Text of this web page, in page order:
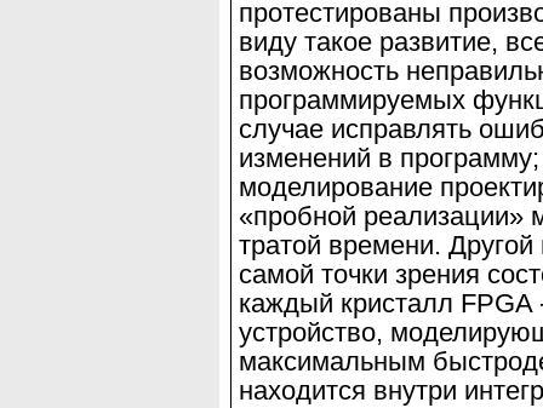
протестированы
виду такое развитие,
возможность
программируемых
случае исправлять
изменений в
моделирование
«пробной реализации»
тратой времени.
самой точки зрения
каждый кристалл FPGA
устройство,
максимальным
находится внутри